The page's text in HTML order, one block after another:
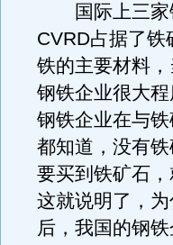
国际上三家
CVRD占据了
铁的主要材料
钢铁企业很大
钢铁企业在与
都知道，没有
要买到铁矿石
这就说明了，
后，我国的钢